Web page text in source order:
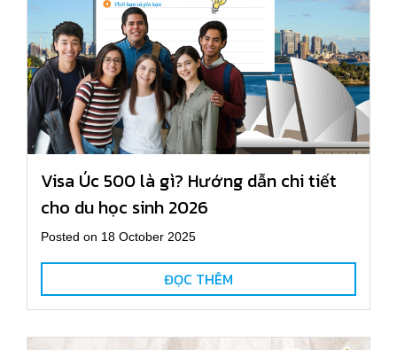
Visa Úc 500 là gì? Hướng dẫn chi tiết
cho du học sinh 2026
Posted on 18 October 2025
ĐỌC THÊM